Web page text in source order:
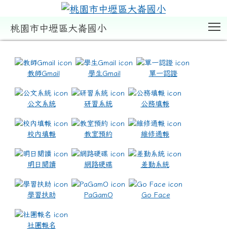
桃園市中壢區大崙國小
教師Gmail 學生Gmail 單一認證
公文系統 研習系統 公務填報
校內填報 教室預約 維修通報
明日閱讀 網路硬碟 差勤系統
學習扶助 PaGamO Go Face
社團報名